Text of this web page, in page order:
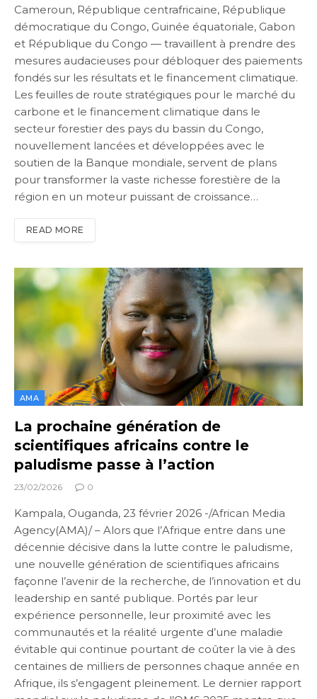
Cameroun, République centrafricaine, République
démocratique du Congo, Guinée équatoriale, Gabon
et République du Congo — travaillent à prendre des
mesures audacieuses pour débloquer des paiements
fondés sur les résultats et le financement climatique.
Les feuilles de route stratégiques pour le marché du
carbone et le financement climatique dans le
secteur forestier des pays du bassin du Congo,
nouvellement lancées et développées avec le
soutien de la Banque mondiale, servent de plans
pour transformer la vaste richesse forestière de la
région en un moteur puissant de croissance…
READ MORE
AMA
La prochaine génération de
scientifiques africains contre le
paludisme passe à l’action
23/02/2026 0
Kampala, Ouganda, 23 février 2026 -/African Media
Agency(AMA)/ – Alors que l’Afrique entre dans une
décennie décisive dans la lutte contre le paludisme,
une nouvelle génération de scientifiques africains
façonne l’avenir de la recherche, de l’innovation et du
leadership en santé publique. Portés par leur
expérience personnelle, leur proximité avec les
communautés et la réalité urgente d’une maladie
évitable qui continue pourtant de coûter la vie à des
centaines de milliers de personnes chaque année en
Afrique, ils s’engagent pleinement. Le dernier rapport